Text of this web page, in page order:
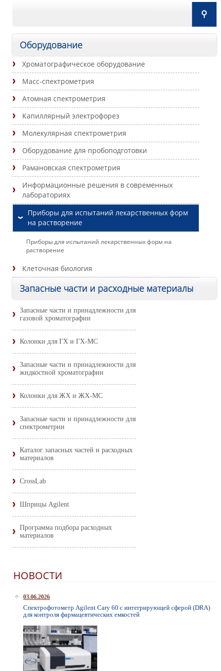
Оборудование
Хроматографическое оборудование
Масс-спектрометрия
Атомная спектрометрия
Капиллярный электрофорез
Молекулярная спектрометрия
Оборудование для пробоподготовки
Рамановская спектрометрия
Информационные решения в современных
лабораториях
Приборы для испытаний лекарственных форм
на растворение
Приборы для испытаний лекарственных форм на
растворение
Клеточная биология
Запасные части и расходные материалы
Запасные части и принадлежности для
газовой хроматографии
Колонки для ГХ и ГХ-МС
Запасные части и принадлежности для
жидкостной хроматографии
Колонки для ЖХ и ЖХ-МС
Запасные части и принадлежности для
спектрометрии
Каталог запасных частей и расходных
материалов
CrossLab
Шприцы Agilent
Программа подбора расходных
материалов
НОВОСТИ
03.06.2026
Спектрофотометр Agilent Cary 60 с интегрирующей сферой (DRA)
для контроля фармацевтических емкостей